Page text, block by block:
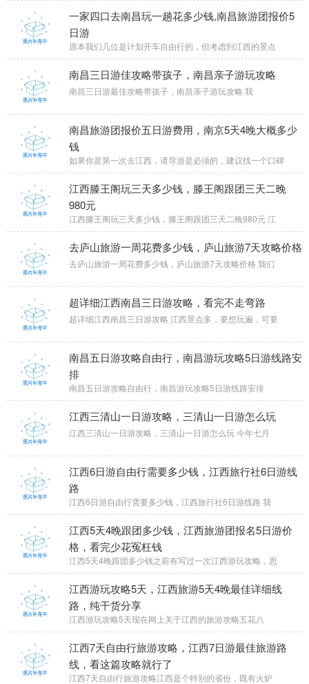
一家四口去南昌玩一趟花多少钱,南昌旅游团报价5
日游
原本我们几位是计划开车自由行的，但考虑到江西的景点
南昌三日游佳攻略带孩子，南昌亲子游玩攻略
南昌三日游最佳攻略带孩子，南昌亲子游玩攻略 我
南昌旅游团报价五日游费用，南京5天4晚大概多少
钱
如果你是第一次去江西，请导游是必须的，建议找一个口碑
江西滕王阁玩三天多少钱，滕王阁跟团三天二晚
980元
江西滕王阁玩三天多少钱，滕王阁跟团三天二晚980元 江
去庐山旅游一周花费多少钱，庐山旅游7天攻略价格
去庐山旅游一周花费多少钱，庐山旅游7天攻略价格 我们
超详细江西南昌三日游攻略，看完不走弯路
超详细江西南昌三日游攻略 江西景点多，要想玩遍，可要
南昌五日游攻略自由行，南昌游玩攻略5日游线路安
排
南昌五日游攻略自由行，南昌游玩攻略5日游线路安排
江西三清山一日游攻略，三清山一日游怎么玩
江西三清山一日游攻略，三清山一日游怎么玩 今年七月
江西6日游自由行需要多少钱，江西旅行社6日游线
路
江西6日游自由行需要多少钱，江西旅行社6日游线路 我
江西5天4晚跟团多少钱，江西旅游团报名5日游价
格，看完少花冤枉钱
江西5天4晚跟团多少钱之前有写过一次江西游玩攻略，思
江西游玩攻略5天，江西旅游5天4晚最佳详细线
路，纯干货分享
江西游玩攻略5天现在网上关于江西的旅游攻略五花八
江西7天自由行旅游攻略，江西7日游最佳旅游路
线，看这篇攻略就行了
江西7天自由行旅游攻略江西是个特别的省份，既有火炉